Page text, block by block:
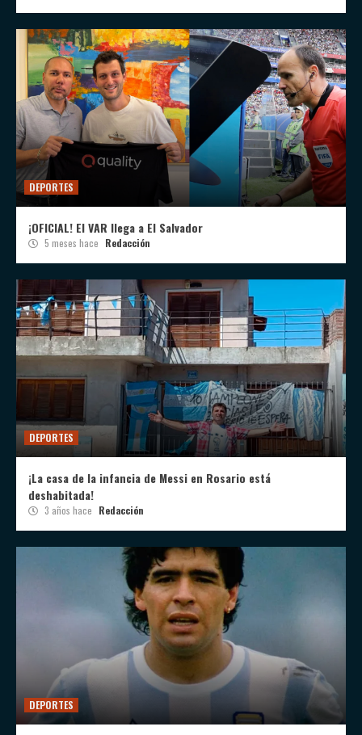
DEPORTES
¡OFICIAL! El VAR llega a El Salvador
5 meses hace Redacción
DEPORTES
¡La casa de la infancia de Messi en Rosario está
deshabitada!
3 años hace Redacción
DEPORTES